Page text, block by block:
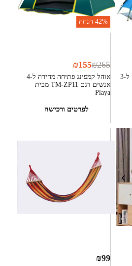
אוהל 3 מצבים פתיחה מהירה ל-3
42% הנחה
אוהל קמפינג פתיחה מהירה ל-4
אנשים דגם TM-ZP11 מבית
Playa
₪265
₪155
לפרטים ורכישה
₪99